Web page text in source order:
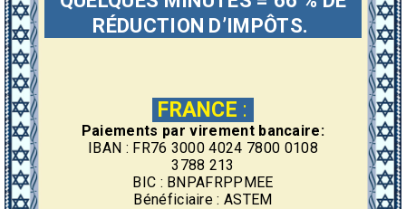
RÉDUCTION D’IMPÔTS.
FRANCE :
Paiements par virement bancaire:
IBAN : FR76 3000 4024 7800 0108
3788 213
BIC : BNPAFRPPMEE
Bénéficiaire : ASTEM